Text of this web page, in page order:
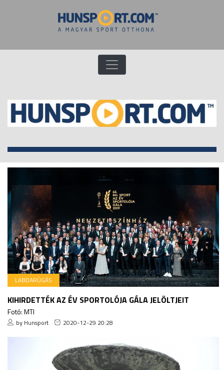
LABDARÚGÁS
KIHIRDETTÉK AZ ÉV SPORTOLÓJA GÁLA JELÖLTJEIT
Fotó: MTI
by Hunsport 2020-12-29 20:28